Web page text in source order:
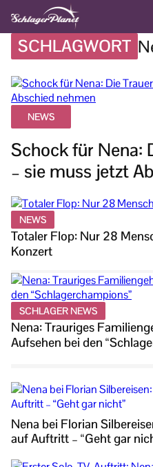
SCHLAGWORT
NEWS
Schock für Nena:
– sie muss jetzt
NEWS
Totaler Flop: Nur 28
Konzert
SCHLAGER NEWS
Nena: Trauriges
Aufsehen bei den
Nena bei Florian
auf Auftritt – “Geht gar